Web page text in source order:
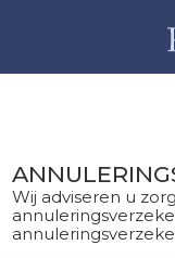
Wij adviseren u